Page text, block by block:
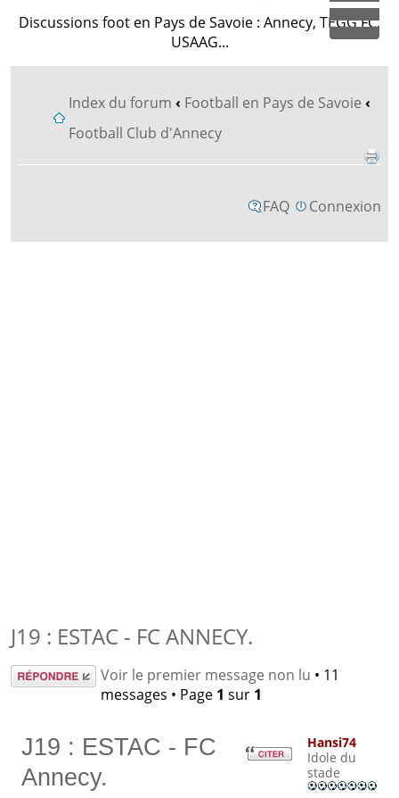
Discussions foot en Pays de Savoie : Annecy, TEGG FC,
USAAG...
Index du forum ‹ Football en Pays de Savoie ‹
Football Club d'Annecy
FAQ Connexion
J19 : ESTAC - FC ANNECY.
Répondre Voir le premier message non lu • 11
messages • Page 1 sur 1
J19 : ESTAC - FC
Annecy.
Hansi74
Idole du
stade